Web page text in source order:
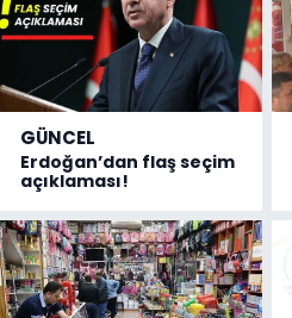
GÜNCEL
Erdoğan’dan flaş seçim
açıklaması!